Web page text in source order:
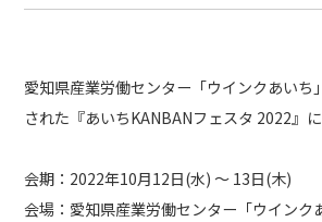
愛知県産業労働センター「ウインクあいち
された『あいちKANBANフェスタ 2022』
会期：2022年10月12日(水) ～ 13日(木)
会場：愛知県産業労働センター「ウインク